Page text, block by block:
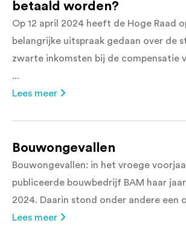
betaald worden?
Op 12 april 2024 heeft de Hoge Raad
belangrijke uitspraak gedaan over de
zwarte inkomsten bij de compensatie
...
Lees meer
Bouwongevallen
Bouwongevallen: in het vroege
publiceerde bouwbedrijf BAM haar
2024. Daarin stond onder andere een
Lees meer